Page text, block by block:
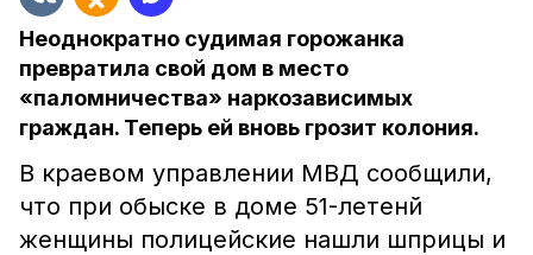
Неоднократно судимая горожанка
превратила свой дом в место
«паломничества» наркозависимых
граждан. Теперь ей вновь грозит колония.
В краевом управлении МВД сообщили,
что при обыске в доме 51-летенй
женщины полицейские нашли шприцы и